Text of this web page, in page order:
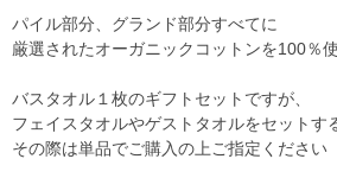
パイル部分、グランド部分すべてに
厳選されたオーガニックコットンを100％
バスタオル１枚のギフトセットですが、
フェイスタオルやゲストタオルをセットす
その際は単品でご購入の上ご指定ください